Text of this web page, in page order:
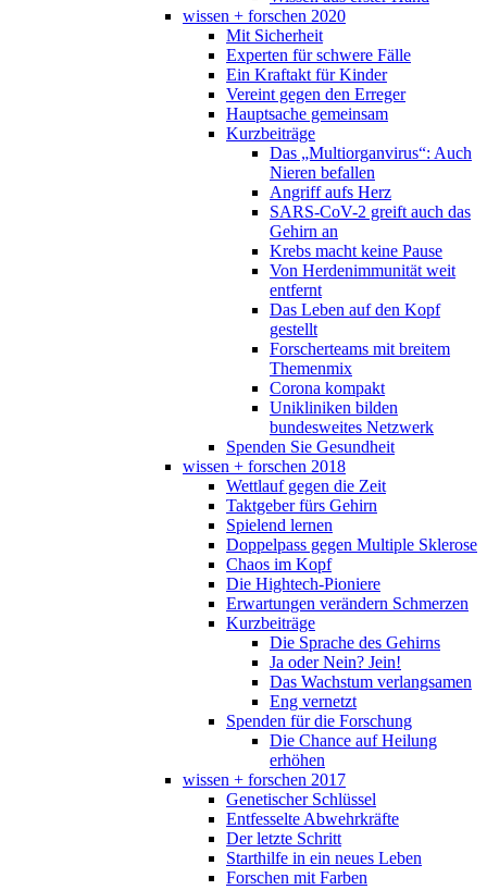
wissen + forschen 2020
Mit Sicherheit
Experten für schwere Fälle
Ein Kraftakt für Kinder
Vereint gegen den Erreger
Hauptsache gemeinsam
Kurzbeiträge
Das „Multiorganvirus“: Auch
Nieren befallen
Angriff aufs Herz
SARS-CoV-2 greift auch das
Gehirn an
Krebs macht keine Pause
Von Herdenimmunität weit
entfernt
Das Leben auf den Kopf
gestellt
Forscherteams mit breitem
Themenmix
Corona kompakt
Unikliniken bilden
bundesweites Netzwerk
Spenden Sie Gesundheit
wissen + forschen 2018
Wettlauf gegen die Zeit
Taktgeber fürs Gehirn
Spielend lernen
Doppelpass gegen Multiple Sklerose
Chaos im Kopf
Die Hightech-Pioniere
Erwartungen verändern Schmerzen
Kurzbeiträge
Die Sprache des Gehirns
Ja oder Nein? Jein!
Das Wachstum verlangsamen
Eng vernetzt
Spenden für die Forschung
Die Chance auf Heilung
erhöhen
wissen + forschen 2017
Genetischer Schlüssel
Entfesselte Abwehrkräfte
Der letzte Schritt
Starthilfe in ein neues Leben
Forschen mit Farben